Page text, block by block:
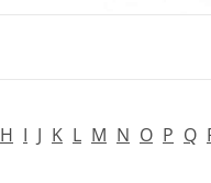
H I J K L M N O P Q